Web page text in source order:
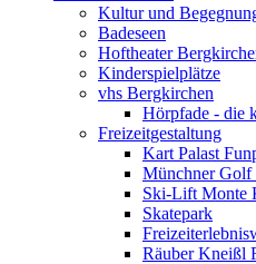
Kultur und
Badeseen
Hoftheater
Kinderspielplätze
vhs Bergkirchen
Hörpfade - die
Freizeitgestaltung
Kart Palast
Münchner Golf
Ski-Lift Monte
Skatepark
Räuber Kneißl